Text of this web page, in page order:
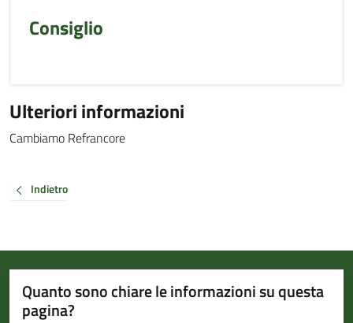
Consiglio
Ulteriori informazioni
Cambiamo Refrancore
Indietro
Quanto sono chiare le informazioni su questa
pagina?